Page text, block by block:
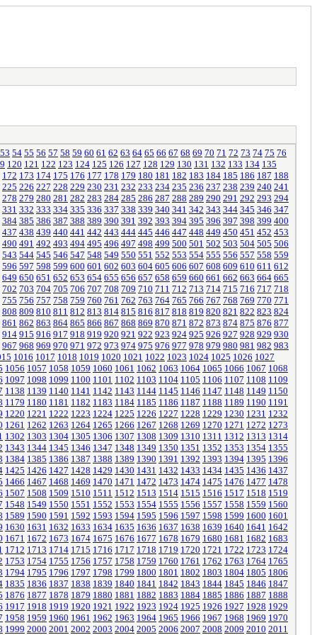
53 54 55 56 57 58 59 60 61 62 63 64 65 66 67 68 69 70 71 72 73 74 75 76
120 121 122 123 124 125 126 127 128 129 130 131 132 133 134 135
172 173 174 175 176 177 178 179 180 181 182 183 184 185 186 187 188
225 226 227 228 229 230 231 232 233 234 235 236 237 238 239 240 241
278 279 280 281 282 283 284 285 286 287 288 289 290 291 292 293 294
331 332 333 334 335 336 337 338 339 340 341 342 343 344 345 346 347
384 385 386 387 388 389 390 391 392 393 394 395 396 397 398 399 400
437 438 439 440 441 442 443 444 445 446 447 448 449 450 451 452 453
490 491 492 493 494 495 496 497 498 499 500 501 502 503 504 505 506
543 544 545 546 547 548 549 550 551 552 553 554 555 556 557 558 559
596 597 598 599 600 601 602 603 604 605 606 607 608 609 610 611 612
649 650 651 652 653 654 655 656 657 658 659 660 661 662 663 664 665
702 703 704 705 706 707 708 709 710 711 712 713 714 715 716 717 718
755 756 757 758 759 760 761 762 763 764 765 766 767 768 769 770 771
808 809 810 811 812 813 814 815 816 817 818 819 820 821 822 823 824
861 862 863 864 865 866 867 868 869 870 871 872 873 874 875 876 877
914 915 916 917 918 919 920 921 922 923 924 925 926 927 928 929 930
967 968 969 970 971 972 973 974 975 976 977 978 979 980 981 982 983
1016 1017 1018 1019 1020 1021 1022 1023 1024 1025 1026 1027
1056 1057 1058 1059 1060 1061 1062 1063 1064 1065 1066 1067 1068
1097 1098 1099 1100 1101 1102 1103 1104 1105 1106 1107 1108 1109
1138 1139 1140 1141 1142 1143 1144 1145 1146 1147 1148 1149 1150
1179 1180 1181 1182 1183 1184 1185 1186 1187 1188 1189 1190 1191
1220 1221 1222 1223 1224 1225 1226 1227 1228 1229 1230 1231 1232
1261 1262 1263 1264 1265 1266 1267 1268 1269 1270 1271 1272 1273
1302 1303 1304 1305 1306 1307 1308 1309 1310 1311 1312 1313 1314
1343 1344 1345 1346 1347 1348 1349 1350 1351 1352 1353 1354 1355
1384 1385 1386 1387 1388 1389 1390 1391 1392 1393 1394 1395 1396
1425 1426 1427 1428 1429 1430 1431 1432 1433 1434 1435 1436 1437
1466 1467 1468 1469 1470 1471 1472 1473 1474 1475 1476 1477 1478
1507 1508 1509 1510 1511 1512 1513 1514 1515 1516 1517 1518 1519
1548 1549 1550 1551 1552 1553 1554 1555 1556 1557 1558 1559 1560
1589 1590 1591 1592 1593 1594 1595 1596 1597 1598 1599 1600 1601
1630 1631 1632 1633 1634 1635 1636 1637 1638 1639 1640 1641 1642
1671 1672 1673 1674 1675 1676 1677 1678 1679 1680 1681 1682 1683
1712 1713 1714 1715 1716 1717 1718 1719 1720 1721 1722 1723 1724
1753 1754 1755 1756 1757 1758 1759 1760 1761 1762 1763 1764 1765
1794 1795 1796 1797 1798 1799 1800 1801 1802 1803 1804 1805 1806
1835 1836 1837 1838 1839 1840 1841 1842 1843 1844 1845 1846 1847
1876 1877 1878 1879 1880 1881 1882 1883 1884 1885 1886 1887 1888
1917 1918 1919 1920 1921 1922 1923 1924 1925 1926 1927 1928 1929
1958 1959 1960 1961 1962 1963 1964 1965 1966 1967 1968 1969 1970
1999 2000 2001 2002 2003 2004 2005 2006 2007 2008 2009 2010 2011